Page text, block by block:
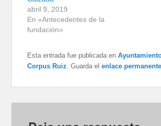
abril 9, 2019
En «Antecedentes de la
fundación»
Esta entrada fue publicada en
Corpus Ruiz . Guarda elenlace permanente